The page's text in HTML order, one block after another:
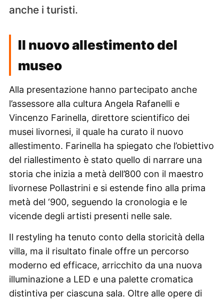
anche i turisti.
Il nuovo allestimento del
museo
Alla presentazione hanno partecipato anche
l’assessore alla cultura Angela Rafanelli e
Vincenzo Farinella, direttore scientifico dei
musei livornesi, il quale ha curato il nuovo
allestimento. Farinella ha spiegato che l’obiettivo
del riallestimento è stato quello di narrare una
storia che inizia a metà dell’800 con il maestro
livornese Pollastrini e si estende fino alla prima
metà del ‘900, seguendo la cronologia e le
vicende degli artisti presenti nelle sale.
Il restyling ha tenuto conto della storicità della
villa, ma il risultato finale offre un percorso
moderno ed efficace, arricchito da una nuova
illuminazione a LED e una palette cromatica
distintiva per ciascuna sala. Oltre alle opere di